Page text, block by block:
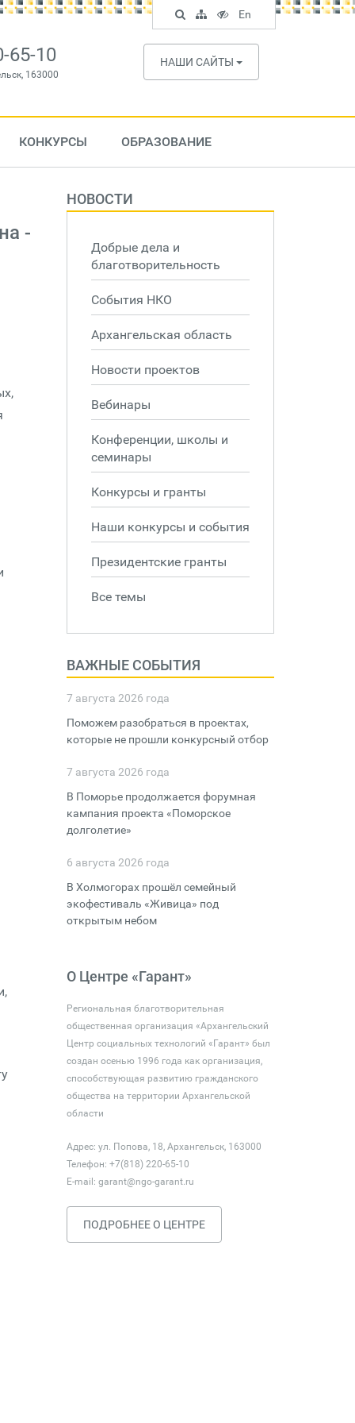
65-10
163000
НАШИ САЙТЫ
КОНКУРСЫ ОБРАЗОВАНИЕ
-
НОВОСТИ
Добрые дела и
благотворительность
События НКО
Архангельская область
Новости проектов
Вебинары
Конференции, школы и
семинары
Конкурсы и гранты
Наши конкурсы и события
Президентские гранты
Все темы
ВАЖНЫЕ СОБЫТИЯ
7 августа 2026 года
Поможем разобраться в проектах,
которые не прошли конкурсный отбор
7 августа 2026 года
В Поморье продолжается форумная
кампания проекта «Поморское
долголетие»
6 августа 2026 года
В Холмогорах прошёл семейный
экофестиваль «Живица» под
открытым небом
О Центре «Гарант»
Региональная благотворительная
общественная организация «Архангельский
Центр социальных технологий «Гарант» был
создан осенью 1996 года как организация,
способствующая развитию гражданского
общества на территории Архангельской
области
Адрес: ул. Попова, 18, Архангельск, 163000
Телефон: +7(818) 220-65-10
E-mail: garant@ngo-garant.ru
ПОДРОБНЕЕ О ЦЕНТРЕ
Поиск
по
сайту
Карта
сайта
Версия
для
слабовидящих
En
English